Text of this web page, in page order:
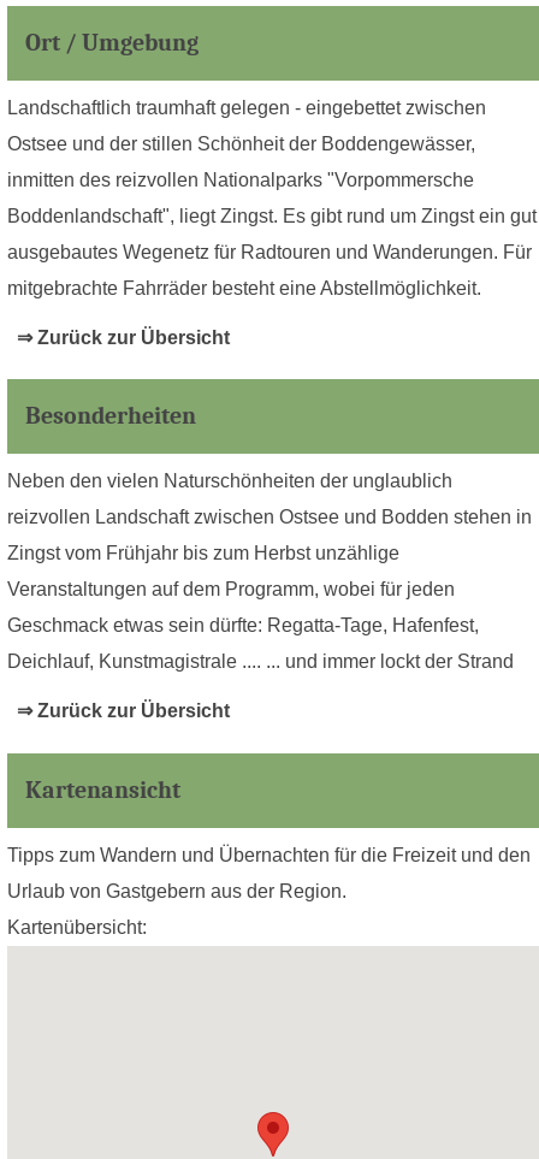
Ort / Umgebung
Landschaftlich traumhaft gelegen - eingebettet zwischen
Ostsee und der stillen Schönheit der Boddengewässer,
inmitten des reizvollen Nationalparks "Vorpommersche
Boddenlandschaft", liegt Zingst. Es gibt rund um Zingst ein gut
ausgebautes Wegenetz für Radtouren und Wanderungen. Für
mitgebrachte Fahrräder besteht eine Abstellmöglichkeit.
⇒ Zurück zur Übersicht
Besonderheiten
Neben den vielen Naturschönheiten der unglaublich
reizvollen Landschaft zwischen Ostsee und Bodden stehen in
Zingst vom Frühjahr bis zum Herbst unzählige
Veranstaltungen auf dem Programm, wobei für jeden
Geschmack etwas sein dürfte: Regatta-Tage, Hafenfest,
Deichlauf, Kunstmagistrale .... ... und immer lockt der Strand
⇒ Zurück zur Übersicht
Kartenansicht
Tipps zum Wandern und Übernachten für die Freizeit und den
Urlaub von Gastgebern aus der Region.
Kartenübersicht: